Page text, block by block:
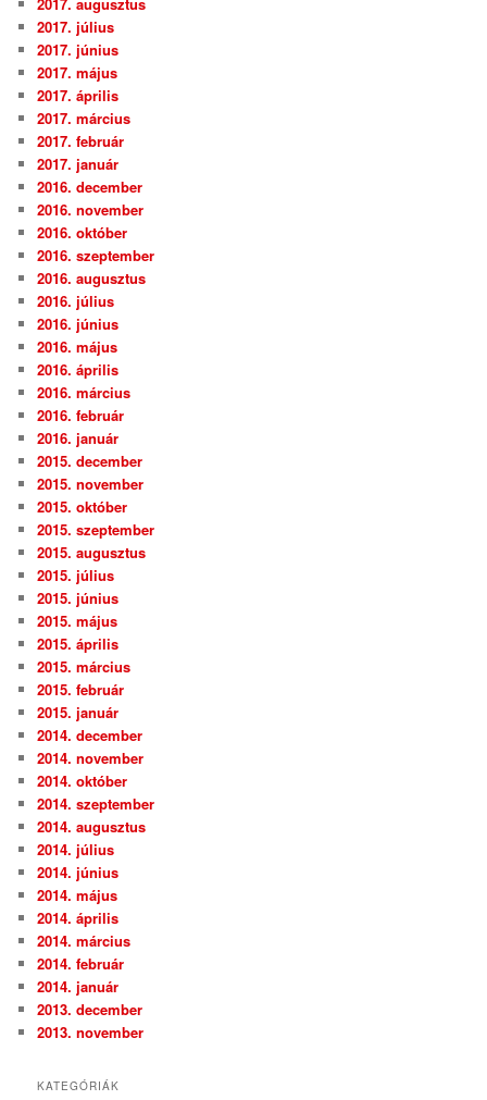
2017. július
2017. június
2017. május
2017. április
2017. március
2017. február
2017. január
2016. december
2016. november
2016. október
2016. szeptember
2016. augusztus
2016. július
2016. június
2016. május
2016. április
2016. március
2016. február
2016. január
2015. december
2015. november
2015. október
2015. szeptember
2015. augusztus
2015. július
2015. június
2015. május
2015. április
2015. március
2015. február
2015. január
2014. december
2014. november
2014. október
2014. szeptember
2014. augusztus
2014. július
2014. június
2014. május
2014. április
2014. március
2014. február
2014. január
2013. december
2013. november
KATEGÓRIÁK